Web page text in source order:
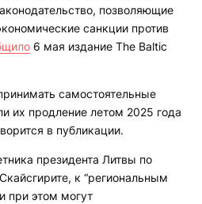
позволяющие
санкции против
6 мая издание The Baltic
самостоятельные
их продление летом 2025 года
в публикации.
президента Литвы по
к “региональным
при этом могут